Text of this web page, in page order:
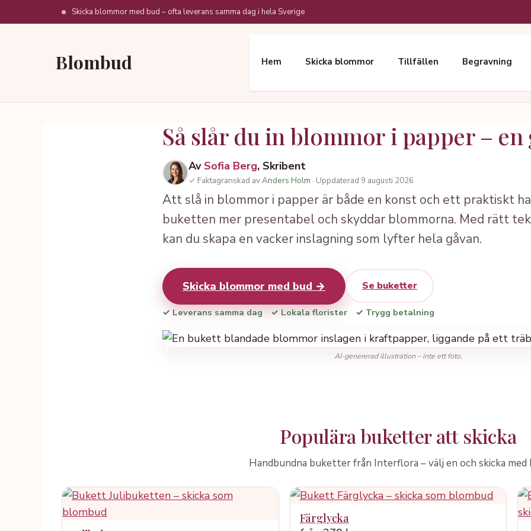
till
Skicka blommor med bud – ofta leverans samma dag i hela Sverige
Blombud Hem Skicka blommor Tillfällen Begravning
Så slår du in blommor i papper – en
Av Sofia Berg, Skribent
✓ Faktagranskad avAnders Holm · Uppdaterad 9 augusti 2026
Att slå in blommor i papper är både en konst och ett praktiskt
buketten mer presentabel och skyddar blommorna. Med rätt
kan du skapa en vacker inslagning som lyfter hela gåvan.
Skicka blommor med bud → Se buketter
✓ Leverans samma dag ✓ Lokala florister ✓ Trygg betalning
AI-genererad illustration – inte ett foto.
Populära buketter att skicka
Handbundna buketter från Interflora – välj en och skicka med
Färglycka